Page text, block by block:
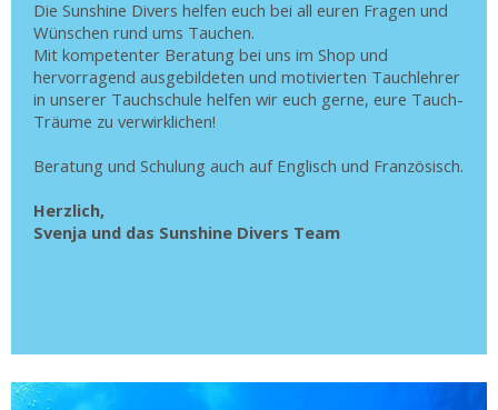
Die Sunshine Divers helfen euch bei all euren Fragen und
Wünschen rund ums Tauchen.
Mit kompetenter Beratung bei uns im Shop und
hervorragend ausgebildeten und motivierten Tauchlehrer
in unserer Tauchschule helfen wir euch gerne, eure Tauch-
Träume zu verwirklichen!
Beratung und Schulung auch auf Englisch und Französisch.
Herzlich,
Svenja und das Sunshine Divers Team